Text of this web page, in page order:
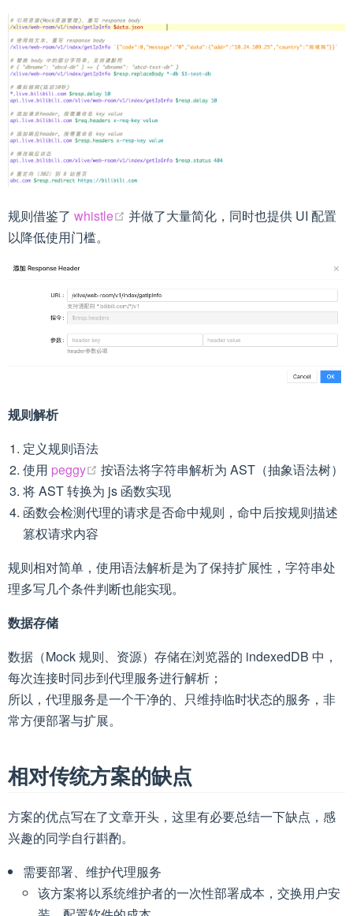
规则借鉴了 whistle (opens new window)
并做了大量简化，同时也提供 UI 配置
以降低使用门槛。
规则解析
定义规则语法
使用 peggy (opens new window)
按语法将字符串解析为 AST（抽象语法树）
将 AST 转换为 js 函数实现
函数会检测代理的请求是否命中规则，命中后按规则描述
篡权请求内容
规则相对简单，使用语法解析是为了保持扩展性，字符串处
理多写几个条件判断也能实现。
数据存储
数据（Mock 规则、资源）存储在浏览器的 indexedDB 中，
每次连接时同步到代理服务进行解析；
所以，代理服务是一个干净的、只维持临时状态的服务，非
常方便部署与扩展。
相对传统方案的缺点
方案的优点写在了文章开头，这里有必要总结一下缺点，感
兴趣的同学自行斟酌。
需要部署、维护代理服务
该方案将以系统维护者的一次性部署成本，交换用户安